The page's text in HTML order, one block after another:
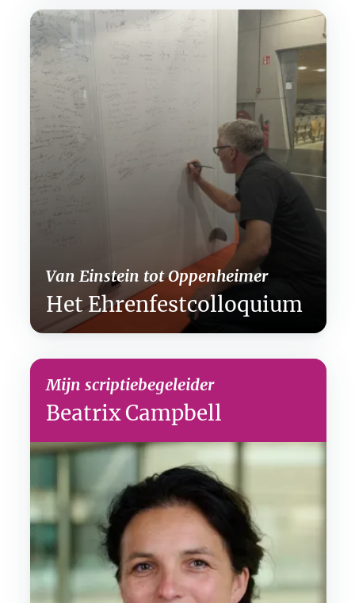
Van Einstein tot Oppenheimer
Het Ehrenfest­colloquium
Mijn scriptiebegeleider
Beatrix Campbell